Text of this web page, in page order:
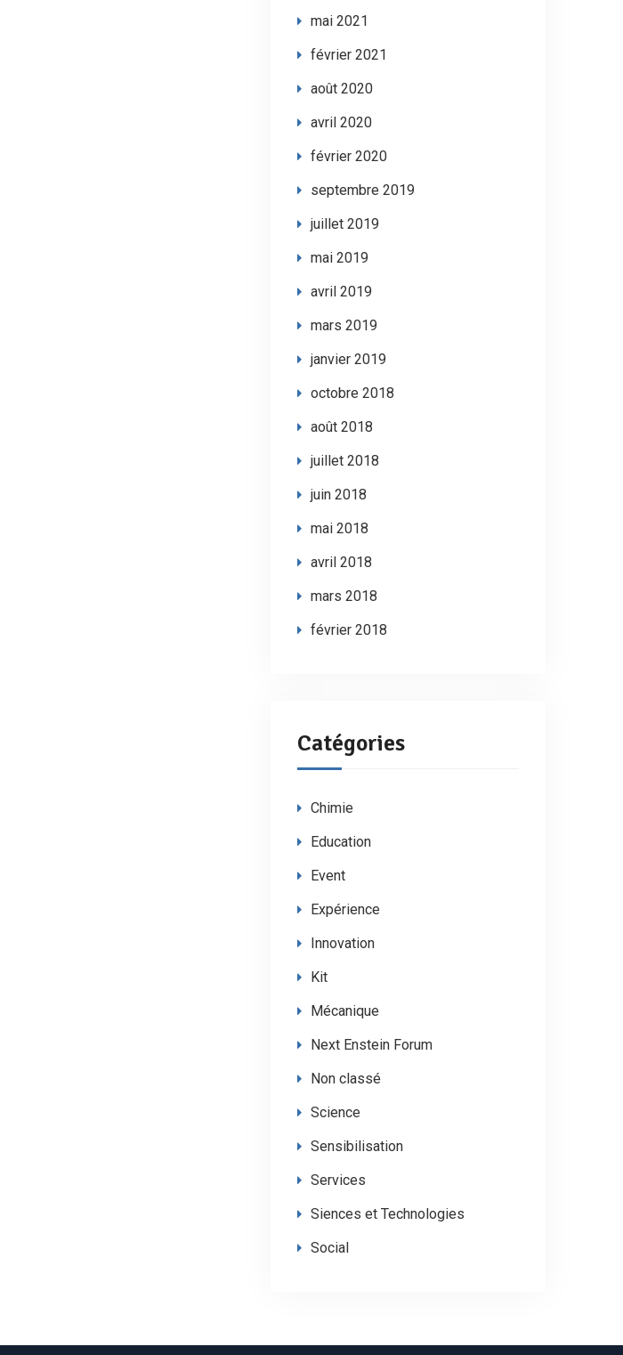
mai 2021
février 2021
août 2020
avril 2020
février 2020
septembre 2019
juillet 2019
mai 2019
avril 2019
mars 2019
janvier 2019
octobre 2018
août 2018
juillet 2018
juin 2018
mai 2018
avril 2018
mars 2018
février 2018
Catégories
Chimie
Education
Event
Expérience
Innovation
Kit
Mécanique
Next Enstein Forum
Non classé
Science
Sensibilisation
Services
Siences et Technologies
Social